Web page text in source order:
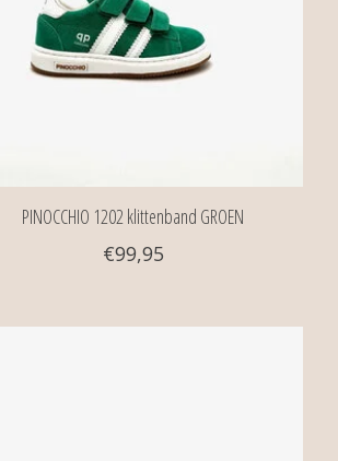
PINOCCHIO 1202 klittenband GROEN
€99,95